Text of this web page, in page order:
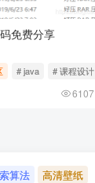
免费分享
# java # 课程设计
6107
算法
高清壁纸